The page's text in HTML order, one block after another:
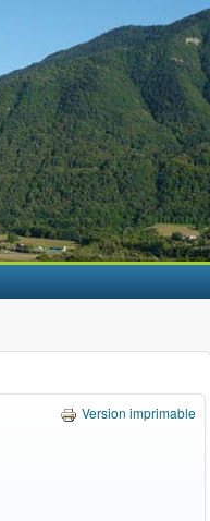
Version imprimable